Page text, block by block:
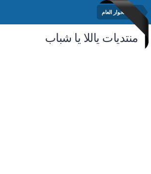
منتدى الحوار العام
منتديات ياللا يا شباب